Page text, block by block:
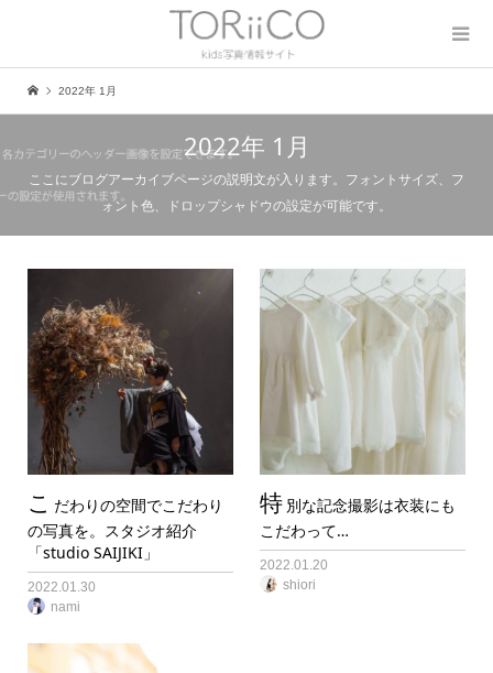
2022年 1月
2022年 1月
ここにブログアーカイブページの説明文が入ります。フォントサイズ、フ
ォント色、ドロップシャドウの設定が可能です。
こ だわりの空間でこだわり
の写真を。スタジオ紹介
「studio SAIJIKI」
2022.01.30
nami
特 別な記念撮影は衣装にも
こだわって…
2022.01.20
shiori